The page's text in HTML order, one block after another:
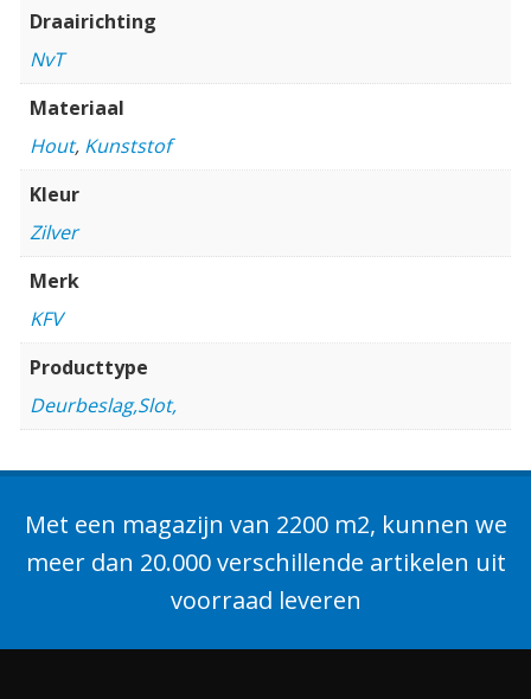
Draairichting
NvT
Materiaal
Hout, Kunststof
Kleur
Zilver
Merk
KFV
Producttype
Deurbeslag,Slot,
Met een magazijn van 2200 m2, kunnen we
meer dan 20.000 verschillende artikelen uit
voorraad leveren